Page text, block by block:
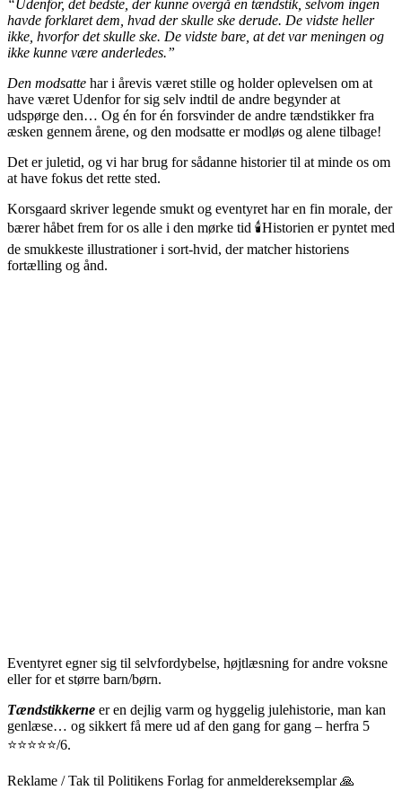
“Udenfor, det bedste, der kunne overgå en tændstik, selvom ingen
havde forklaret dem, hvad der skulle ske derude. De vidste heller
ikke, hvorfor det skulle ske. De vidste bare, at det var meningen og
ikke kunne være anderledes.”
Den modsatte har i årevis været stille og holder oplevelsen om at
have været Udenfor for sig selv indtil de andre begynder at
udspørge den… Og én for én forsvinder de andre tændstikker fra
æsken gennem årene, og den modsatte er modløs og alene tilbage!
Det er juletid, og vi har brug for sådanne historier til at minde os om
at have fokus det rette sted.
Korsgaard skriver legende smukt og eventyret har en fin morale, der
bærer håbet frem for os alle i den mørke tid 🕯️Historien er pyntet med
de smukkeste illustrationer i sort-hvid, der matcher historiens
fortælling og ånd.
Eventyret egner sig til selvfordybelse, højtlæsning for andre voksne
eller for et større barn/børn.
Tændstikkerne er en dejlig varm og hyggelig julehistorie, man kan
genlæse… og sikkert få mere ud af den gang for gang – herfra 5
⭐️⭐️⭐️⭐️⭐️/6.
Reklame / Tak til Politikens Forlag for anmeldereksemplar 🙏